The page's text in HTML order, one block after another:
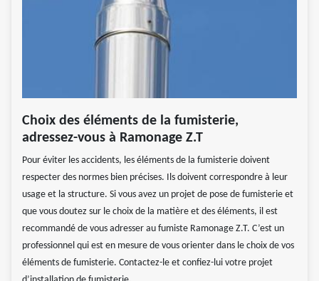
Choix des éléments de la fumisterie,
adressez-vous à Ramonage Z.T
Pour éviter les accidents, les éléments de la fumisterie doivent
respecter des normes bien précises. Ils doivent correspondre à leur
usage et la structure. Si vous avez un projet de pose de fumisterie et
que vous doutez sur le choix de la matière et des éléments, il est
recommandé de vous adresser au fumiste Ramonage Z.T. C’est un
professionnel qui est en mesure de vous orienter dans le choix de vos
éléments de fumisterie. Contactez-le et confiez-lui votre projet